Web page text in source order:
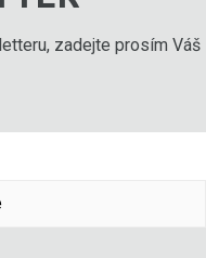
zadejte prosím Váš